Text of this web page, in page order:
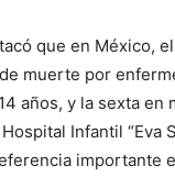
que en México,
muerte por
años, y la sexta en
Infantil “Eva
importante